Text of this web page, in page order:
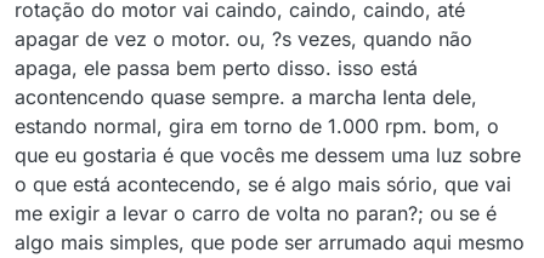
rotação do motor vai caindo, caindo, caindo, até
apagar de vez o motor. ou, ?s vezes, quando não
apaga, ele passa bem perto disso. isso está
acontencendo quase sempre. a marcha lenta dele,
estando normal, gira em torno de 1.000 rpm. bom, o
que eu gostaria é que vocês me dessem uma luz sobre
o que está acontecendo, se é algo mais sório, que vai
me exigir a levar o carro de volta no paran?; ou se é
algo mais simples, que pode ser arrumado aqui mesmo